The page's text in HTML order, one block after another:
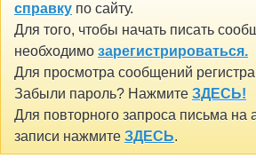
справку по сайту.
Для того, чтобы начать писать
необходимо зарегистрироваться.
Для просмотра сообщений
Забыли пароль? Нажмите ЗДЕСЬ!
Для повторного запроса письма на
записи нажмите ЗДЕСЬ.